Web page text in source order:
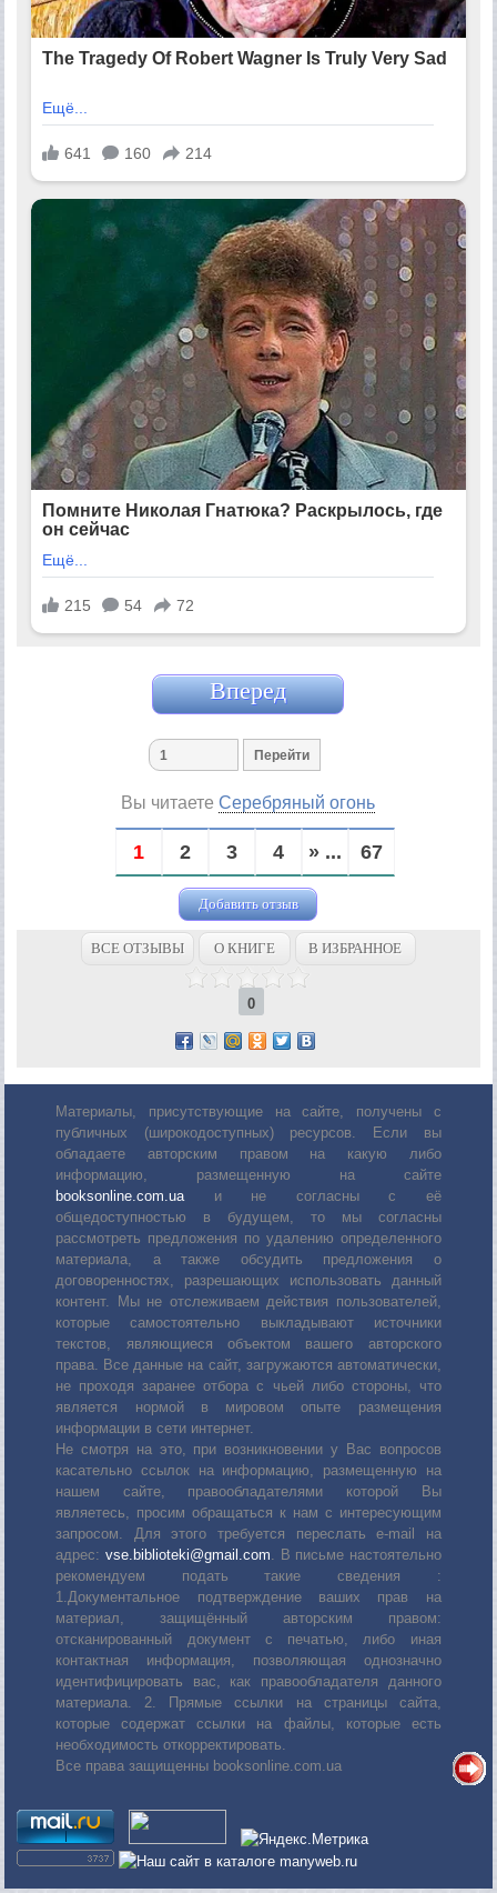
Вперед
Вы читаетеСеребряный огонь
1 2 3 4 » ... 67
Добавить отзыв
ВСЕ ОТЗЫВЫ О КНИГЕ В ИЗБРАННОЕ
0
Материалы, присутствующие на сайте, получены с
публичных (широкодоступных) ресурсов. Если вы
обладаете авторским правом на какую либо
информацию, размещенную на сайте
booksonline.com.uaи не согласны с её
общедоступностью в будущем, то мы согласны
рассмотреть предложения по удалению определенного
материала, а также обсудить предложения о
договоренностях, разрешающих использовать данный
контент. Мы не отслеживаем действия пользователей,
которые самостоятельно выкладывают источники
текстов, являющиеся объектом вашего авторского
права. Все данные на сайт, загружаются автоматически,
не проходя заранее отбора с чьей либо стороны, что
является нормой в мировом опыте размещения
информации в сети интернет.
Не смотря на это, при возникновении у Вас вопросов
касательно ссылок на информацию, размещенную на
нашем сайте, правообладателями которой Вы
являетесь, просим обращаться к нам с интересующим
запросом. Для этого требуется переслать е-mail на
адрес: vse.biblioteki@gmail.com. В письме настоятельно
рекомендуем подать такие сведения :
1.Документальное подтверждение ваших прав на
материал, защищённый авторским правом:
отсканированный документ с печатью, либо иная
контактная информация, позволяющая однозначно
идентифицировать вас, как правообладателя данного
материала. 2. Прямые ссылки на страницы сайта,
которые содержат ссылки на файлы, которые есть
необходимость откорректировать.
Все права защищенны booksonline.com.ua